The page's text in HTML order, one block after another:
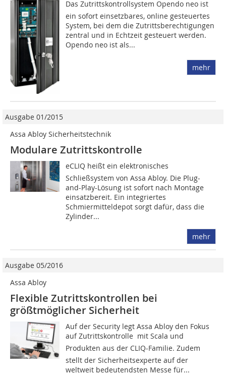
Das Zutrittskontrollsystem Opendo neo ist
ein sofort einsetzbares, online gesteuertes
System, bei dem die Zutrittsberechtigungen
zentral und in Echtzeit gesteuert werden.
Opendo neo ist als...
mehr
Ausgabe 01/2015
Assa Abloy Sicherheitstechnik
Modulare Zutrittskontrolle
eCLIQ heißt ein elektronisches
Schließsystem von Assa Abloy. Die Plug-
and-Play-Lösung ist sofort nach Montage
einsatzbereit. Ein integriertes
Schmiermitteldepot sorgt dafür, dass die
Zylinder...
mehr
Ausgabe 05/2016
Assa Abloy
Flexible Zutrittskontrollen bei
größtmöglicher Sicherheit
Auf der Security legt Assa Abloy den Fokus
auf Zutrittskontrolle  mit Scala und
Produkten aus der CLIQ-Familie. Zudem
stellt der Sicherheitsexperte auf der
weltweit bedeutendsten Messe für...